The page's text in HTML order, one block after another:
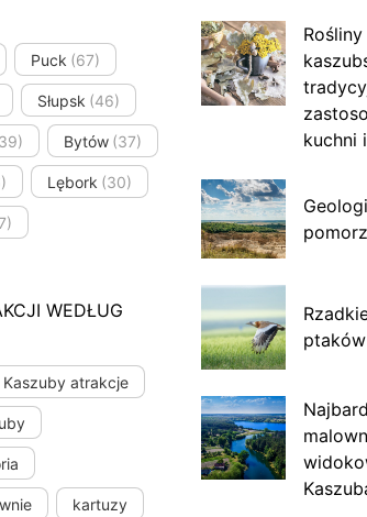
Puck (67)
Słupsk (46)
Bytów (37)
Lębork (30)
WEDŁUG
Kaszuby atrakcje
kartuzy
kuchni
ptaków